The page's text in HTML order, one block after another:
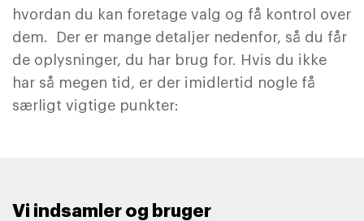
hvordan du kan foretage valg og få kontrol over
dem. Der er mange detaljer nedenfor, så du får
de oplysninger, du har brug for. Hvis du ikke
har så megen tid, er der imidlertid nogle få
særligt vigtige punkter:
Vi indsamler og bruger